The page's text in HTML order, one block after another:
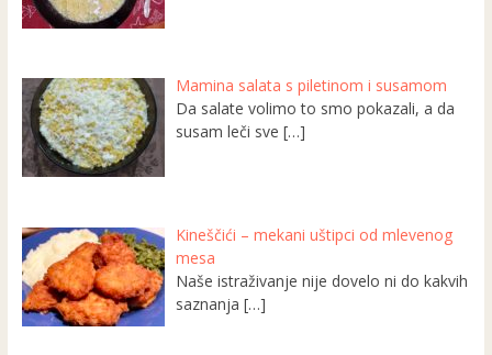
Mamina salata s piletinom i susamom
Da salate volimo to smo pokazali, a da
susam leči sve[…]
Kineščići – mekani uštipci od mlevenog
mesa
Naše istraživanje nije dovelo ni do kakvih
saznanja[…]